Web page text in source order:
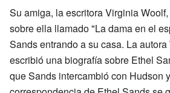
Su amiga, la escritora Virginia
sobre ella llamado "La dama en el
Sands entrando a su casa. La
escribió una biografía sobre Ethel
que Sands intercambió con Hudson